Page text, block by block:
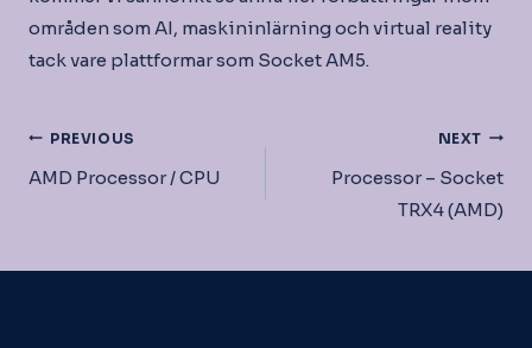
områden som AI, maskininlärning och virtual reality
tack vare plattformar som Socket AM5.
Inläggsnavigering
PREVIOUS
AMD Processor / CPU
NEXT
Processor – Socket
TRX4 (AMD)